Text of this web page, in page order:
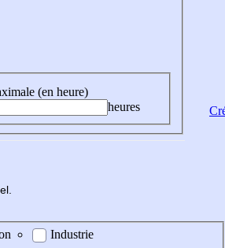
(en heure)
heures
Industrie